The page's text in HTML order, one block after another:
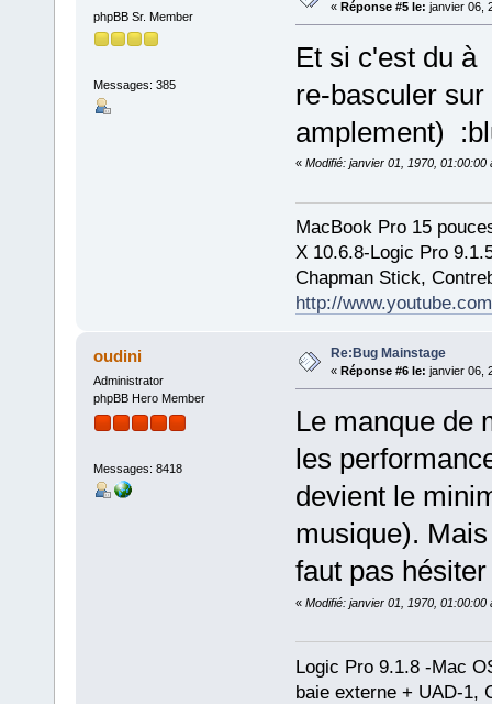
phpBB Sr. Member
Messages: 385
« Réponse #5 le: janvier 06,
Et si c'est du à
re-basculer
amplement)
« Modifié: janvier 01, 1970, 01:00:00
MacBook Pro 15
X 10.6.8-Logic Pro
Chapman Stick,
http://
oudini
Administrator
phpBB Hero Member
Messages: 8418
Re:Bug Mainstage
« Réponse #6 le: janvier 06,
Le manque de
les
devient le
musique).
faut pas
« Modifié: janvier 01, 1970, 01:00:00
Logic Pro 9.1.8 -Mac
baie externe + UAD-1,